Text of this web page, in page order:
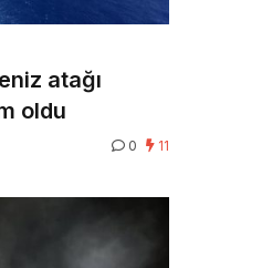
atağı
oldu
0 11